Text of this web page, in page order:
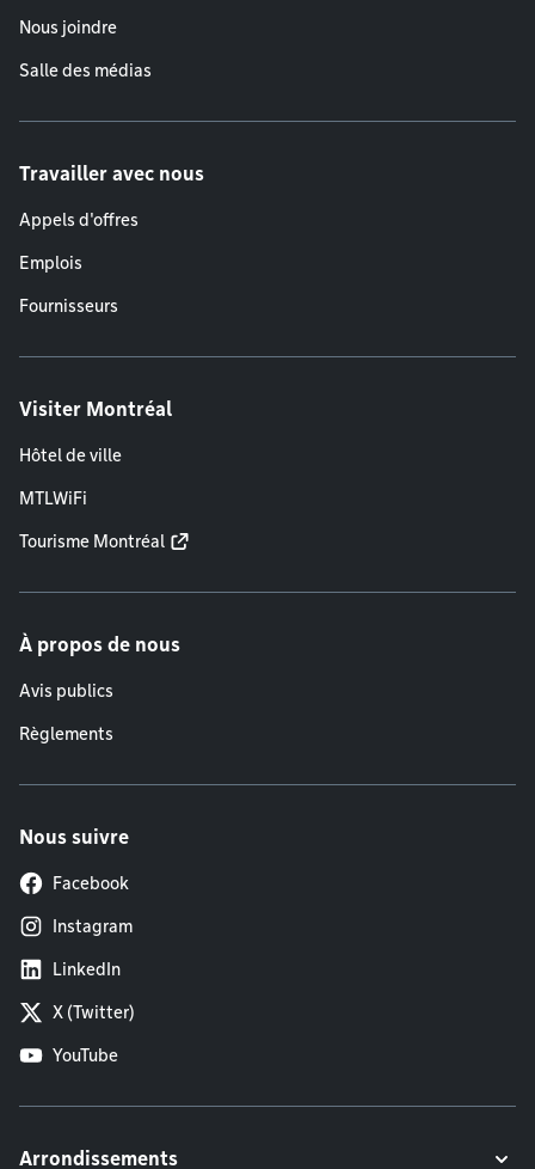
Nous joindre
Salle des médias
Travailler avec nous
Appels d'offres
Emplois
Fournisseurs
Visiter Montréal
Hôtel de ville
MTLWiFi
Tourisme Montréal
À propos de nous
Avis publics
Règlements
Nous suivre
Facebook
Instagram
LinkedIn
X (Twitter)
YouTube
Arrondissements